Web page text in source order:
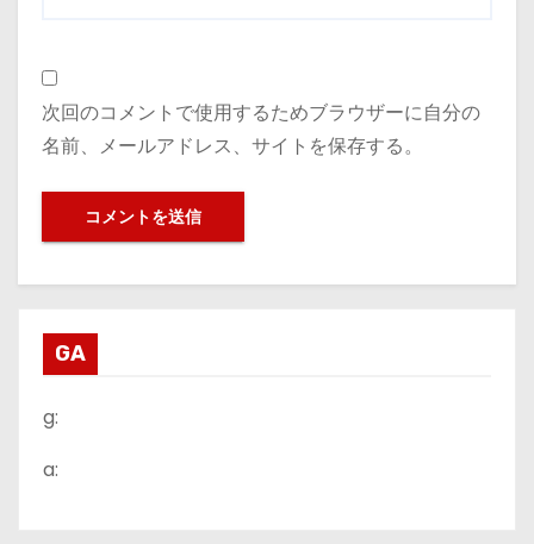
次回のコメントで使用するためブラウザーに自分の
名前、メールアドレス、サイトを保存する。
GA
g:
a: